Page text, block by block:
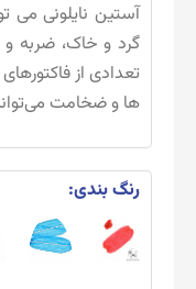
آستین نایلونی می
گرد و خاک، ضربه
تعدادی از
ها و ضخامت
رنگ بندی: